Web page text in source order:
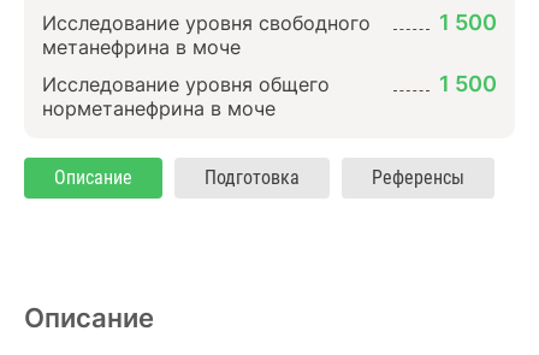
Исследование уровня свободного
метанефрина в моче
1 500
Исследование уровня общего
норметанефрина в моче
1 500
Описание Подготовка Референсы
Описание